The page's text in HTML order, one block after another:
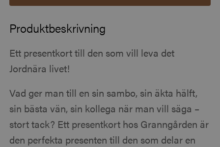
Produktbeskrivning
Ett presentkort till den som vill leva det
Jordnära livet!
Vad ger man till en sin sambo, sin äkta hälft,
sin bästa vän, sin kollega när man vill säga –
stort tack? Ett presentkort hos Granngården är
den perfekta presenten till den som delar en